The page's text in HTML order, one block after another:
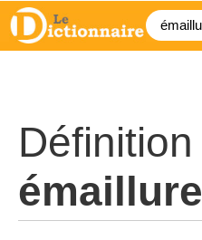
Définition
émaillure